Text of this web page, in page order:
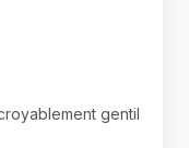
gentil